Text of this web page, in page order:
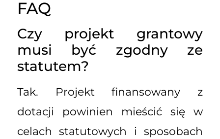
FAQ
Czy projekt grantowy
musi być zgodny ze
statutem?
Tak. Projekt finansowany z
dotacji powinien mieścić się w
celach statutowych i sposobach